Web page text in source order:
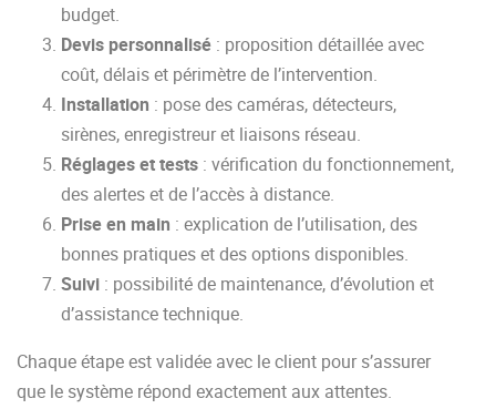
budget.
Devis personnalisé : proposition détaillée avec
coût, délais et périmètre de l’intervention.
Installation : pose des caméras, détecteurs,
sirènes, enregistreur et liaisons réseau.
Réglages et tests : vérification du fonctionnement,
des alertes et de l’accès à distance.
Prise en main : explication de l’utilisation, des
bonnes pratiques et des options disponibles.
Suivi : possibilité de maintenance, d’évolution et
d’assistance technique.
Chaque étape est validée avec le client pour s’assurer
que le système répond exactement aux attentes.